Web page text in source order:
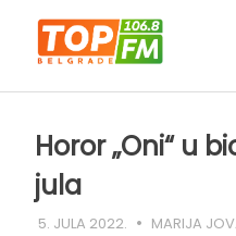
content
Horor „Oni“ u
jula
5. JULA 2022. MARIJA